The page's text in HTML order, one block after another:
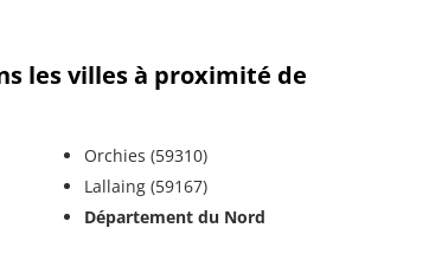
les villes à proximité de
Orchies (59310)
Lallaing (59167)
Département du Nord